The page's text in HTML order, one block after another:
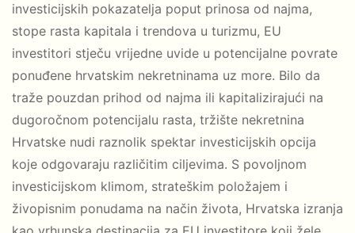
investicijskih pokazatelja poput prinosa od najma,
stope rasta kapitala i trendova u turizmu, EU
investitori stječu vrijedne uvide u potencijalne povrate
ponuđene hrvatskim nekretninama uz more. Bilo da
traže pouzdan prihod od najma ili kapitalizirajući na
dugoročnom potencijalu rasta, tržište nekretnina
Hrvatske nudi raznolik spektar investicijskih opcija
koje odgovaraju različitim ciljevima. S povoljnom
investicijskom klimom, strateškim položajem i
živopisnim ponudama na način života, Hrvatska izranja